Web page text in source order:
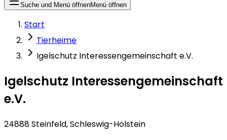
Suche und Menü öffnenMenü öffnen
Start
Tierheime
Igelschutz Interessengemeinschaft e.V.
Igelschutz Interessengemeinschaft
e.V.
24888 Steinfeld, Schleswig-Holstein